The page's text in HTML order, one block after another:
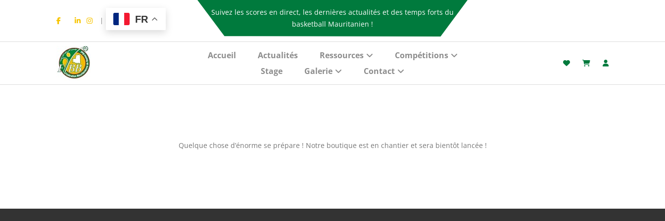
FR
Suivez les scores en direct, les dernières actualités et des temps forts du
basketball Mauritanien !
Accueil Actualités Ressources
Compétitions
Stage
Galerie Contact
Quelque chose d’énorme se prépare ! Notre boutique est en chantier et sera bientôt lancée !